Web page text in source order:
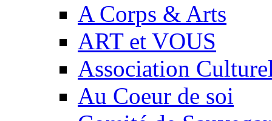
A Corps & Arts
ART et VOUS
Association
Au Coeur de soi